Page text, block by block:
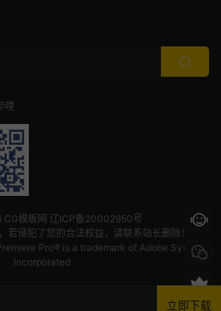
立即下载
哩
CG模板网 辽ICP备20002950号
若侵犯了您的合法权益，请联系站长删除！
Pro® is a trademark of Adobe Systems
Incorporated